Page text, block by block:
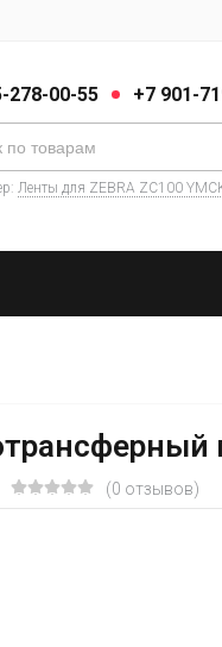
278-00-55 +7 901-
Ленты для ZEBRA ZC100
(0 отзывов)